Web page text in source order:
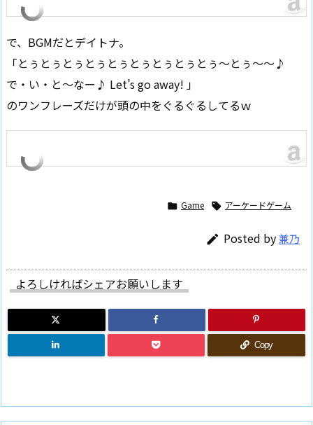
で、BGMだとデイトナ。
「とぅとぅとぅとぅとぅとぅとぅとぅとぅ～とぅ～～♪
で・い・と～なー♪ Let’s go away! 」
のワンフレーズだけが頭の中をぐるぐるしてるｗ
 Game  アーケードゲーム
 Posted by兼乃
よろしければシェアお願いします
Copy